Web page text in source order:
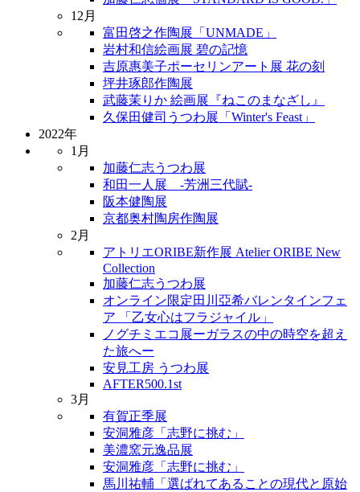
12月
富田啓之作陶展「UNMADE」
岩村和信絵画展 碧の記憶
吉原惠美子ポーセリンアート展 花の刻
坪井琢郎作陶展
武藤茉りか 絵画展『ねこのまなざし』
久保田健司うつわ展「Winter's Feast」
2022年
1月
加藤仁志うつわ展
和田一人展 -芳洲三代賦-
阪本健陶展
京都奥村陶房作陶展
2月
アトリエORIBE新作展 Atelier ORIBE New
Collection
加藤仁志うつわ展
オンライン限定田川亞希バレンタインフェ
ア 「乙女心はフラジャイル」
ノグチミエコ展ーガラスの中の時空を超え
た旅へー
安見工房 うつわ展
AFTER500.1st
3月
有賀正季展
安洞雅彦「志野に挑む」
美濃窯元逸品展
安洞雅彦「志野に挑む」
馬川祐輔「選ばれてあることの現代と原始